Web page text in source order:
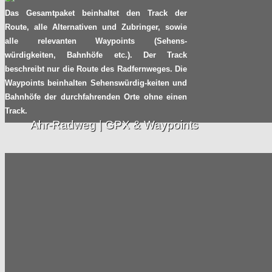
zwischen Nienburg und Barby
von Radpilot |Views
93
19.05 2017
Zebrastreifen: Müssen Radfahrer
absteigen?
Radpilot |Views1397
Das Gesamtpaket beinhaltet den Track der
Route, alle Alternativen und Zubringer, sowie
alle relevanten Waypoints (Sehens-
würdigkeiten, Bahnhöfe etc.). Der Track
beschreibt nur die Route des Radfernweges. Die
Waypoints beinhalten Sehenswürdig-keiten und
Bahnhöfe der durchfahrenden Orte ohne einen
Track.
Ahr-Radweg | GPX & Waypoints